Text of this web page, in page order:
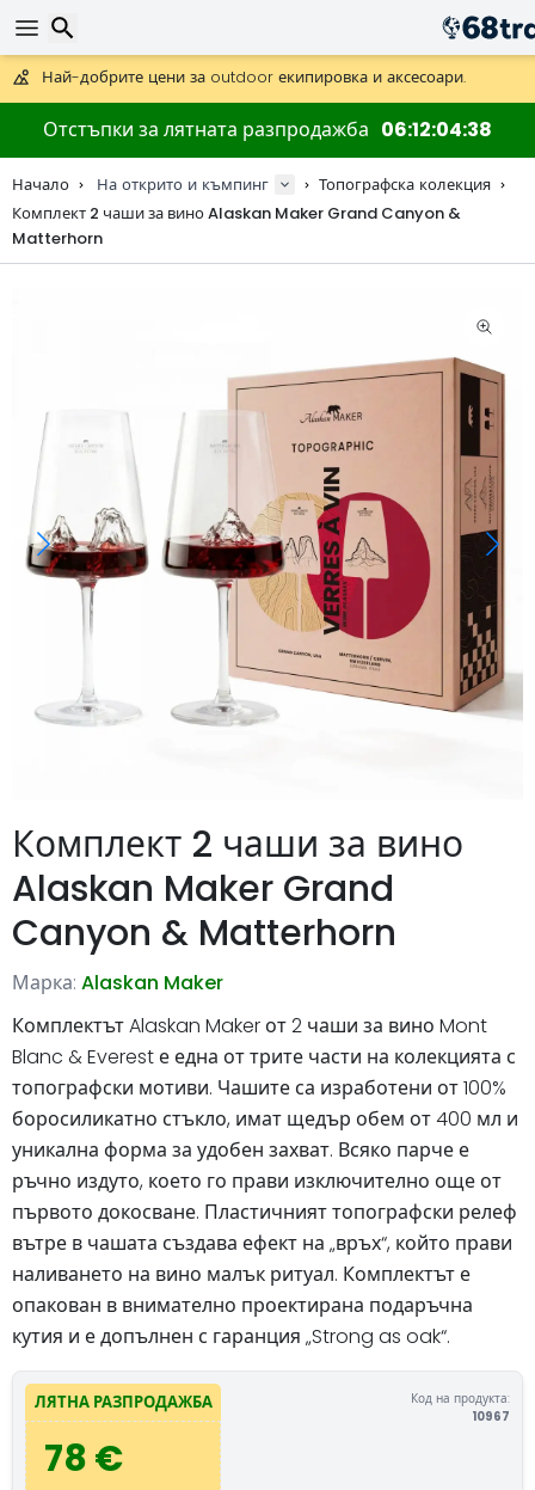
Получете безплатна доставка при поръчки над 59 €.
Предлага се и DHL Express за една нощ.
30 дни за връщане, 90 дни за дървени карти и декорации.
Най-добрите цени за outdoor екипировка и аксесоари.
Отстъпки за лятната разпродажба 06 12 04 37
Начало На открито и къмпинг
Топографска колекция
Комплект 2 чаши за вино Alaskan Maker Grand Canyon &
Matterhorn
Комплект 2 чаши за вино
Alaskan Maker Grand
Canyon & Matterhorn
Марка: Alaskan Maker
Комплектът Alaskan Maker от 2 чаши за вино Mont
Blanc & Everest е една от трите части на колекцията с
топографски мотиви. Чашите са изработени от 100%
боросиликатно стъкло, имат щедър обем от 400 мл и
уникална форма за удобен захват. Всяко парче е
ръчно издуто, което го прави изключително още от
първото докосване. Пластичният топографски релеф
вътре в чашата създава ефект на „връх“, който прави
наливането на вино малък ритуал. Комплектът е
опакован в внимателно проектирана подаръчна
кутия и е допълнен с гаранция „Strong as oak“.
ЛЯТНА РАЗПРОДАЖБА
78 €
Код на продукта:
10967
Търсене
Търсене